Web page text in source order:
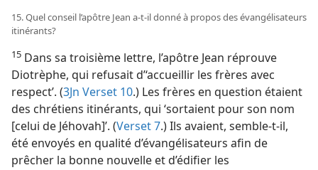
15. Quel conseil l’apôtre Jean a-t-il donné à propos des évangélisateurs
itinérants?
15 Dans sa troisième lettre, l’apôtre Jean réprouve
Diotrèphe, qui refusait d’‘accueillir les frères avec
respect’. (3Jn Verset 10.) Les frères en question étaient
des chrétiens itinérants, qui ‘sortaient pour son nom
[celui de Jéhovah]’. (Verset 7.) Ils avaient, semble-t-il,
été envoyés en qualité d’évangélisateurs afin de
prêcher la bonne nouvelle et d’édifier les